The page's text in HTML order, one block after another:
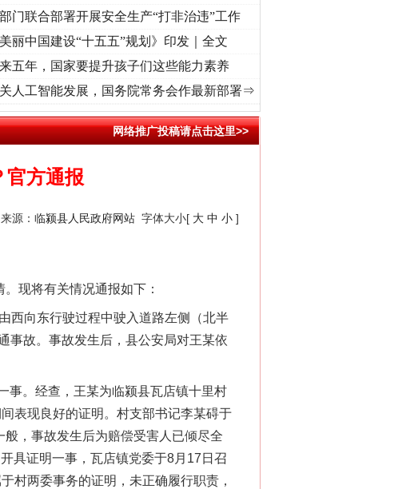
强纪律.. ·[视频]牢记初心使命 奋进复兴征程丨“转折之城”激荡..
门联合部署开展安全生产“打非治违”工作
美丽中国建设“十五五”规划》印发｜全文
五年，国家要提升孩子们这些能力素养
人工智能发展，国务院常务会作最新部署⇒
网络推广投稿请点击这里>>
官方通报
源： 临颍县人民政府网站 字体大小[ 大 中 小 ]
现将有关情况通报如下：
向东行驶过程中驶入道路左侧（北半
事故。事故发生后，县公安局对王某依
。经查，王某为临颍县瓦店镇十里村
表现良好的证明。村支部书记李某碍于
，事故发生后为赔偿受害人已倾尽全
具证明一事，瓦店镇党委于8月17日召
村两委事务的证明，未正确履行职责，